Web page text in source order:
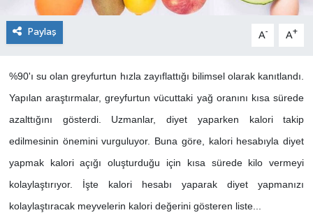
Paylaş A- A+
%90'ı su olan greyfurtun hızla zayıflattığı bilimsel olarak kanıtlandı.
Yapılan araştırmalar, greyfurtun vücuttaki yağ oranını kısa sürede
azalttığını gösterdi. Uzmanlar, diyet yaparken kalori takip
edilmesinin önemini vurguluyor. Buna göre, kalori hesabıyla diyet
yapmak kalori açığı oluşturduğu için kısa sürede kilo vermeyi
kolaylaştırıyor. İşte kalori hesabı yaparak diyet yapmanızı
kolaylaştıracak meyvelerin kalori değerini gösteren liste...